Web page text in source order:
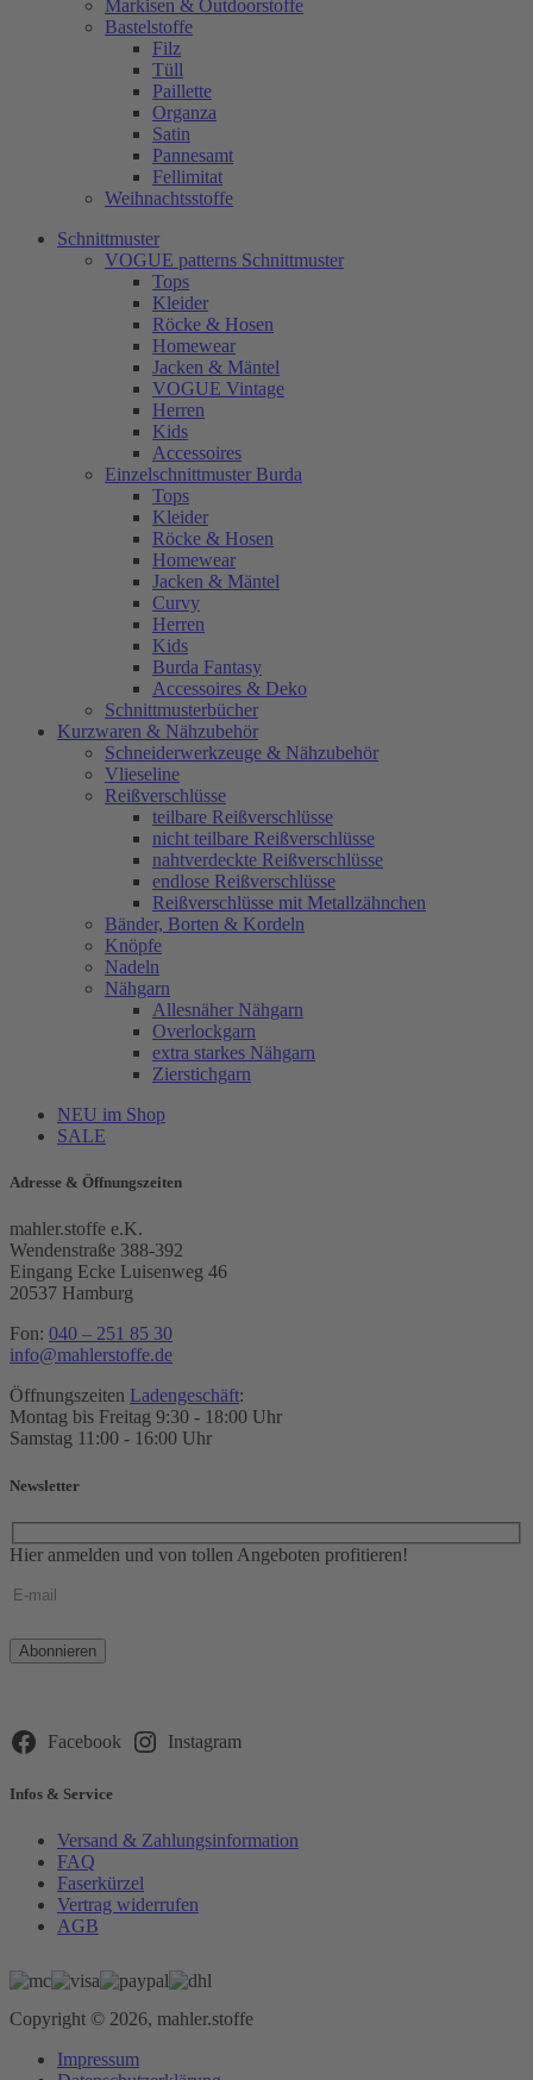
Markisen & Outdoorstoffe
Bastelstoffe
Filz
Tüll
Paillette
Organza
Satin
Pannesamt
Fellimitat
Weihnachtsstoffe
Schnittmuster
VOGUE patterns Schnittmuster
Tops
Kleider
Röcke & Hosen
Homewear
Jacken & Mäntel
VOGUE Vintage
Herren
Kids
Accessoires
Einzelschnittmuster Burda
Tops
Kleider
Röcke & Hosen
Homewear
Jacken & Mäntel
Curvy
Herren
Kids
Burda Fantasy
Accessoires & Deko
Schnittmusterbücher
Kurzwaren & Nähzubehör
Schneiderwerkzeuge & Nähzubehör
Vlieseline
Reißverschlüsse
teilbare Reißverschlüsse
nicht teilbare Reißverschlüsse
nahtverdeckte Reißverschlüsse
endlose Reißverschlüsse
Reißverschlüsse mit Metallzähnchen
Bänder, Borten & Kordeln
Knöpfe
Nadeln
Nähgarn
Allesnäher Nähgarn
Overlockgarn
extra starkes Nähgarn
Zierstichgarn
NEU im Shop
SALE
Adresse & Öffnungszeiten
mahler.stoffe e.K.
Wendenstraße 388-392
Eingang Ecke Luisenweg 46
20537 Hamburg
Fon: 040 – 251 85 30
info@mahlerstoffe.de
Öffnungszeiten Ladengeschäft:
Montag bis Freitag 9:30 - 18:00 Uhr
Samstag 11:00 - 16:00 Uhr
Newsletter
Hier anmelden und von tollen Angeboten profitieren!
Bitte
lasse
leer.
Facebook Instagram
Infos & Service
Versand & Zahlungsinformation
FAQ
Faserkürzel
Vertrag widerrufen
AGB
Copyright © 2026, mahler.stoffe
Impressum